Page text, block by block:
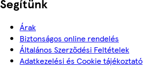
Árak
Biztonságos online rendelés
Általános Szerződési Feltételek
Adatkezelési és Cookie tájékoztató